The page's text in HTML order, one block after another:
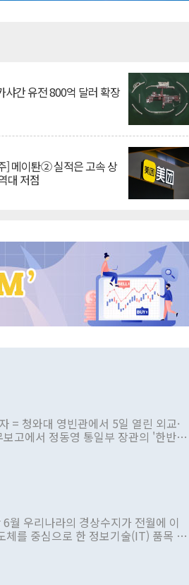
샤간 유전 800억 달러 확장
] 메이퇀② 실적은 고속 상
대 저점
= 청와대 영빈관에서 5일 열린 외교·
고에서 정동영 통일부 장관의 '한반도
은 사안을 정책으로 추진하겠다고 공
'이라는 비판을 내놨다. 그동안 정 장
은 적은 여러 번 있지만 대통령과 유
장을 표명한 것은 이례적이다. 정 장
어해야 한다는 목소리도 높아지고 있
월 우리나라의 경상수지가 전월에 이
체를 중심으로 한 정보기술(IT) 품목 수